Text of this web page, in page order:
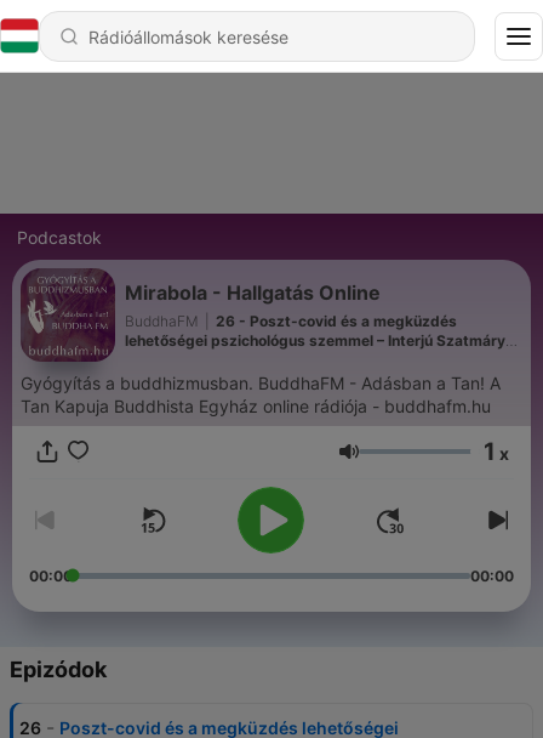
Podcastok
Mirabola - Hallgatás Online
BuddhaFM
26 - Poszt-covid és a megküzdés
lehetőségei pszichológus szemmel – Interjú Szatmáry
Gyógyítás a buddhizmusban. BuddhaFM - Adásban a Tan! A
Tan Kapuja Buddhista Egyház online rádiója - buddhafm.hu
Hangerő 1 x
00:00 00:00
Epizódok
26 - Poszt-covid és a megküzdés lehetőségei